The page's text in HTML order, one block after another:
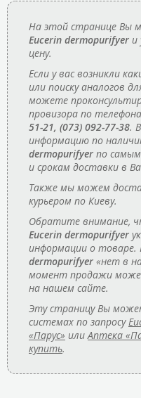
На этой странице Вы
Eucerin dermopurifyer и
цену.
Если у вас возникли
или поиску аналогов
можете
провизора по
51-21, (073) 092-77-38.
информацию по
dermopurifyer по
и срокам доставки в
Также мы можем
курьером по Киеву.
Обратите внимание,
Eucerin dermopurifyer
информации о товаре.
dermopurifyer «нет в
момент продажи
на нашем сайте.
Эту страницу Вы
системах по запросу
«Парус» илиАптека
купить.